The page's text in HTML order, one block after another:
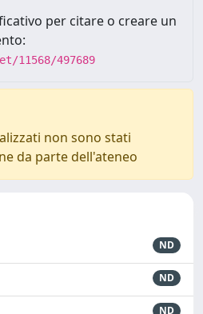
per citare o creare un
11568/497689
non sono stati
da parte dell'ateneo
ND
ND
ND